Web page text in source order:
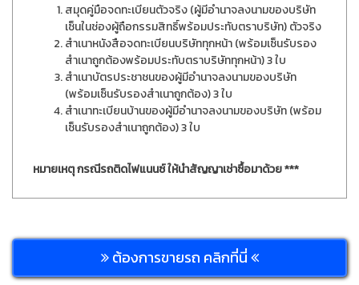
สมุดคู่มือจดทะเบียนตัวจริง (ผู้มีอำนาจลงนามของบริษัท
เซ็นในช่องผู้ถือกรรมสิทธิ์พร้อมประทับตราบริษัท) ตัวจริง
สำเนาหนังสือจดทะเบียนบริษัททุกหน้า (พร้อมเซ็นรับรอง
สำเนาถูกต้องพร้อมประทับตราบริษัททุกหน้า) 3 ใบ
สำเนาบัตรประชาชนของผู้มีอำนาจลงนามของบริษัท
(พร้อมเซ็นรับรองสำเนาถูกต้อง) 3 ใบ
สำเนาทะเบียนบ้านของผู้มีอำนาจลงนามของบริษัท (พร้อม
เซ็นรับรองสำเนาถูกต้อง) 3 ใบ
หมายเหตุ กรณีรถติดไฟแนนซ์ ให้นำสัญญาเช่าซื้อมาด้วย ***
ต้องการขายรถ คลิกที่นี่